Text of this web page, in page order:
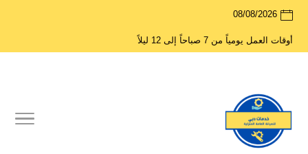
08/08/2026
أوقات العمل يومياً من 7 صباحاً إلى 12 ليلاً